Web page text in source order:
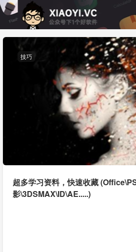
技巧
超多学习资料，快速收藏
影\3DSMAX\ID\AE.....)